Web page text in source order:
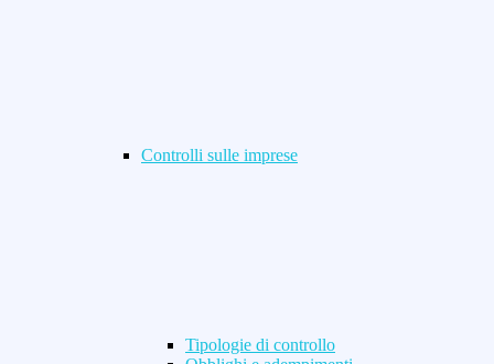
Controlli sulle imprese
Tipologie di controllo